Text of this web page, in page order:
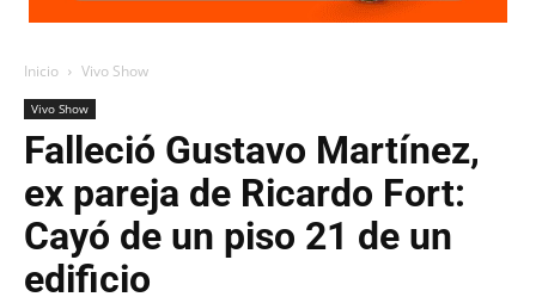
Inicio Vivo Show
Vivo Show
Falleció Gustavo Martínez,
ex pareja de Ricardo Fort:
Cayó de un piso 21 de un
edificio